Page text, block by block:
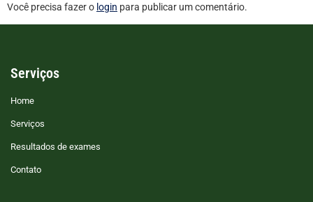
Você precisa fazer o login para publicar um comentário.
Serviços
Home
Serviços
Resultados de exames
Contato